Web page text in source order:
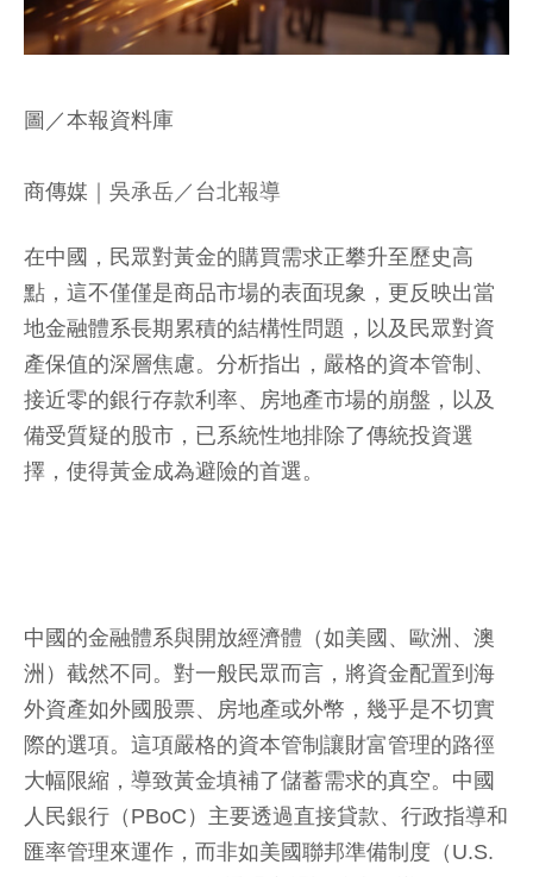
圖／本報資料庫
商傳媒 ｜吳承岳／台北報導
在中國，民眾對黃金的購買需求正攀升至歷史高
點，這不僅僅是商品市場的表面現象，更反映出當
地金融體系長期累積的結構性問題，以及民眾對資
產保值的深層焦慮。分析指出，嚴格的資本管制、
接近零的銀行存款利率、房地產市場的崩盤，以及
備受質疑的股市，已系統性地排除了傳統投資選
擇，使得黃金成為避險的首選。
中國的金融體系與開放經濟體（如美國、歐洲、澳
洲）截然不同。對一般民眾而言，將資金配置到海
外資產如外國股票、房地產或外幣，幾乎是不切實
際的選項。這項嚴格的資本管制讓財富管理的路徑
大幅限縮，導致黃金填補了儲蓄需求的真空。中國
人民銀行（PBoC）主要透過直接貸款、行政指導和
匯率管理來運作，而非如美國聯邦準備制度（U.S.